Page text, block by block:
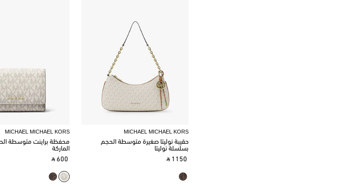
MICHAEL MICHAEL KORS
حقيبة نوليتا صغيرة متوسطة الحجم
بسلسلة نوليتا
‎ ⃁ 1150 ‎
MICHAEL MICHAEL KORS
محفظة براينت متوسطة
الماركة
‎ ⃁ 600 ‎